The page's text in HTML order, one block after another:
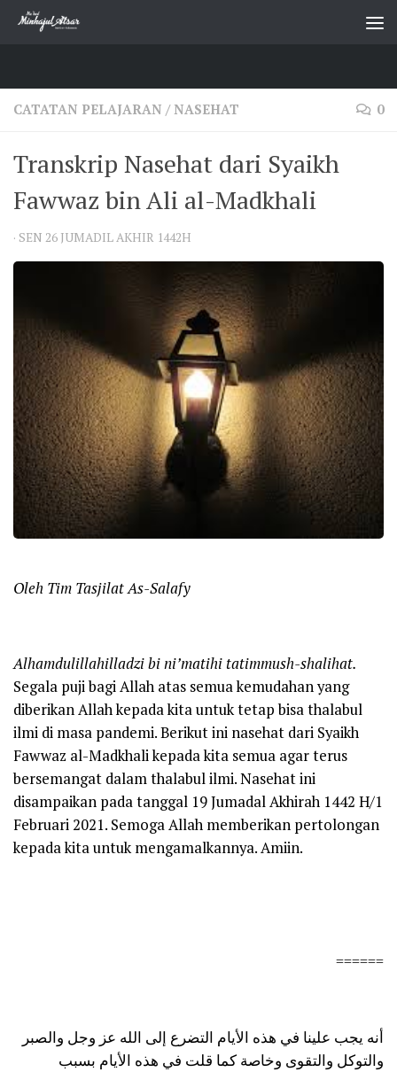
Skip to content
CATATAN PELAJARAN / NASEHAT 0
Transkrip Nasehat dari Syaikh
Fawwaz bin Ali al-Madkhali
· SEN 26 JUMADIL AKHIR 1442H
Oleh Tim Tasjilat As-Salafy
Alhamdulillahilladzi bi ni’matihi tatimmush-shalihat.
Segala puji bagi Allah atas semua kemudahan yang
diberikan Allah kepada kita untuk tetap bisa thalabul
ilmi di masa pandemi. Berikut ini nasehat dari Syaikh
Fawwaz al-Madkhali kepada kita semua agar terus
bersemangat dalam thalabul ilmi. Nasehat ini
disampaikan pada tanggal 19 Jumadal Akhirah 1442 H/1
Februari 2021. Semoga Allah memberikan pertolongan
kepada kita untuk mengamalkannya. Amiin.
======
أنه يجب علينا في هذه الأيام التضرع إلى الله عز وجل والصبر
والتوكل والتقوى وخاصة كما قلت في هذه الأيام بسبب